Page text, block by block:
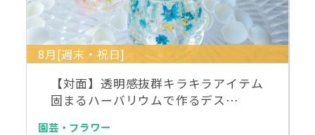
8月[週末・祝日]
【対面】透明感抜群キラキラアイテム
固まるハーバリウムで作るデス…
園芸・フラワー